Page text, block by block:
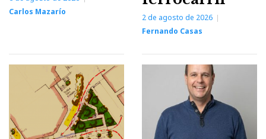
Carlos Mazarío
2 de agosto de 2026
Fernando Casas